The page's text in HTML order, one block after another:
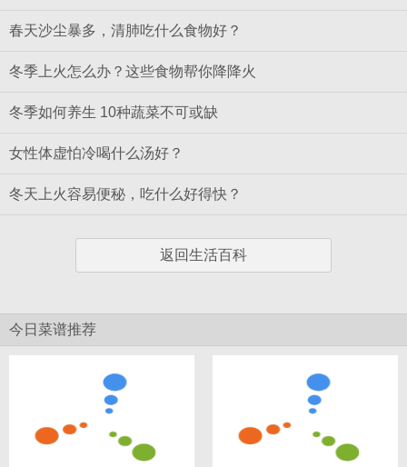
春天沙尘暴多，清肺吃什么食物好？
冬季上火怎么办？这些食物帮你降降火
冬季如何养生 10种蔬菜不可或缺
女性体虚怕冷喝什么汤好？
冬天上火容易便秘，吃什么好得快？
返回生活百科
今日菜谱推荐